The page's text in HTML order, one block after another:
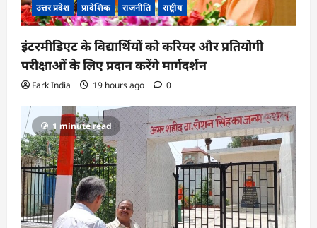
उत्तर प्रदेश प्रादेशिक राजनीति राष्ट्रीय
इंटरमीडिएट के विद्यार्थियों को करियर और प्रतियोगी
परीक्षाओं के लिए प्रदान करेंगे मार्गदर्शन
Fark India 19 hours ago 0
1 minute read